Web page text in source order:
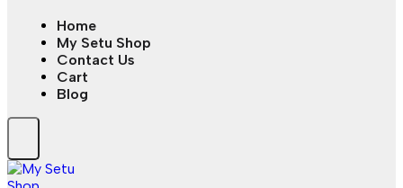
Home
My Setu Shop
Contact Us
Cart
Blog